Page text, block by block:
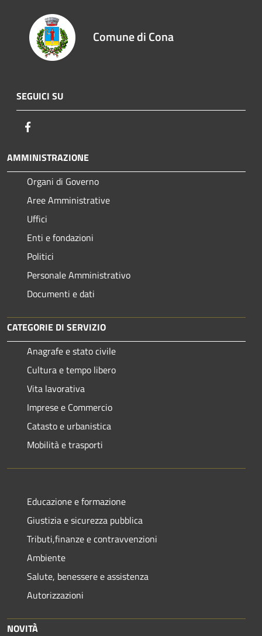
Comune di Cona
SEGUICI SU
AMMINISTRAZIONE
Organi di Governo
Aree Amministrative
Uffici
Enti e fondazioni
Politici
Personale Amministrativo
Documenti e dati
CATEGORIE DI SERVIZIO
Anagrafe e stato civile
Cultura e tempo libero
Vita lavorativa
Imprese e Commercio
Catasto e urbanistica
Mobilità e trasporti
Educazione e formazione
Giustizia e sicurezza pubblica
Tributi,finanze e contravvenzioni
Ambiente
Salute, benessere e assistenza
Autorizzazioni
NOVITÀ